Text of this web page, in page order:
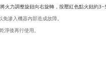
火力調整旋鈕向右旋轉，按壓紅色點火鈕約
滲入機器內部造成故障。
後再行使用。